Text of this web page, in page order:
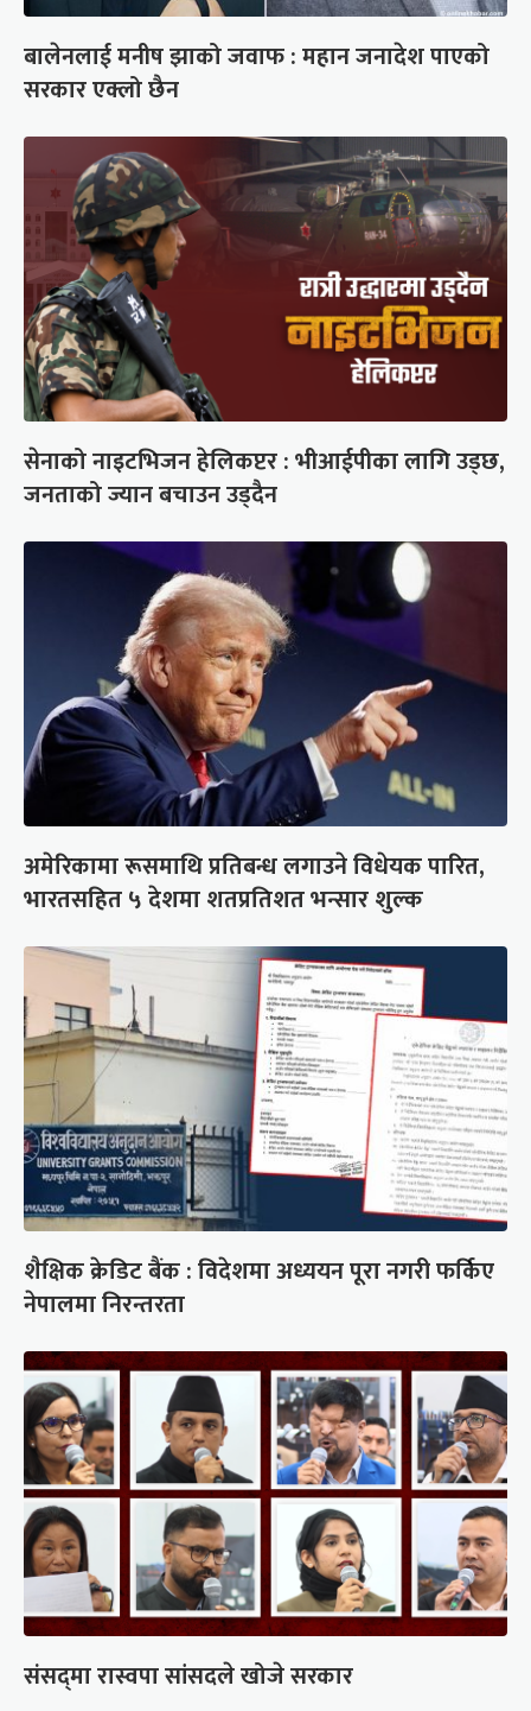
बालेनलाई मनीष झाको जवाफ : महान जनादेश पाएको
सरकार एक्लो छैन
सेनाको नाइटभिजन हेलिकप्टर : भीआईपीका लागि उड्छ,
जनताको ज्यान बचाउन उड्दैन
अमेरिकामा रूसमाथि प्रतिबन्ध लगाउने विधेयक पारित,
भारतसहित ५ देशमा शतप्रतिशत भन्सार शुल्क
शैक्षिक क्रेडिट बैंक : विदेशमा अध्ययन पूरा नगरी फर्किए
नेपालमा निरन्तरता
संसद्‍मा रास्वपा सांसदले खोजे सरकार